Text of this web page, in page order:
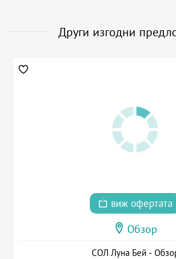
Други изгодни
виж офертата
Обзор
СОЛ Луна Бей -